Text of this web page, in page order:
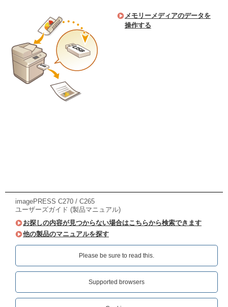
メモリーメディアのデータを
操作する
imagePRESS C270 / C265
ユーザーズガイド (製品マニュアル)
お探しの内容が見つからない場合はこちらから検索できます
他の製品のマニュアルを探す
Please be sure to read this.‎
Supported browsers